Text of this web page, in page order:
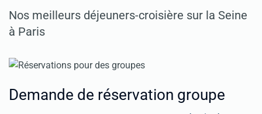
Nos meilleurs déjeuners-croisière sur la Seine
à Paris
Demande de réservation groupe